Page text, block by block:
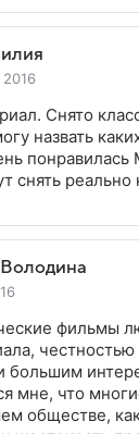
Снято
назвать
снять реально
фильмы
большим
мне, что
обществе,